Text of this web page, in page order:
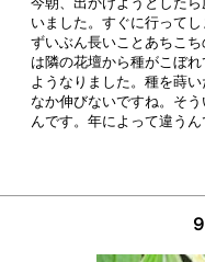
いました。すぐに行って
ずいぶん長いことあちこ
は隣の花壇から種がこぼ
ようなりました。種を蒔
なか伸びないですね。そ